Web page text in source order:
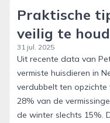
Praktische
veilig te
31 jul. 2025
Uit recente data van
vermiste huisdieren in
verdubbelt ten
28% van de
de winter slechts 15%.